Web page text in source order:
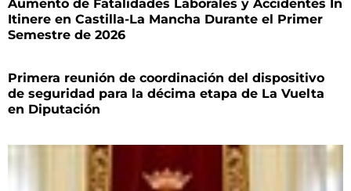
Aumento de Fatalidades Laborales y Accidentes In
Itinere en Castilla-La Mancha Durante el Primer
Semestre de 2026
Primera reunión de coordinación del dispositivo
de seguridad para la décima etapa de La Vuelta
en Diputación